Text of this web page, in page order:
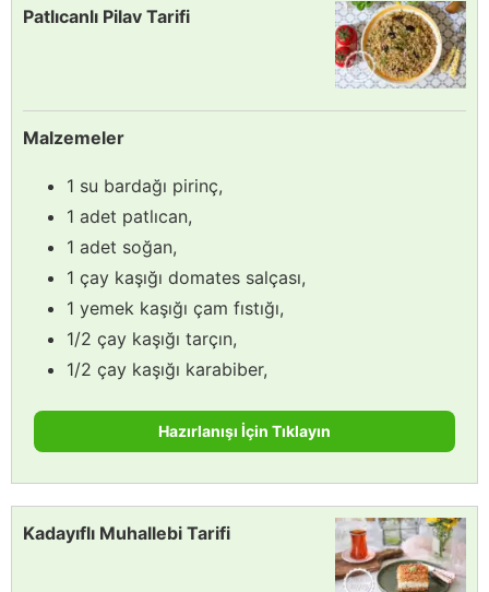
Patlıcanlı Pilav Tarifi
Malzemeler
1 su bardağı pirinç,
1 adet patlıcan,
1 adet soğan,
1 çay kaşığı domates salçası,
1 yemek kaşığı çam fıstığı,
1/2 çay kaşığı tarçın,
1/2 çay kaşığı karabiber,
Hazırlanışı İçin Tıklayın
Kadayıflı Muhallebi Tarifi